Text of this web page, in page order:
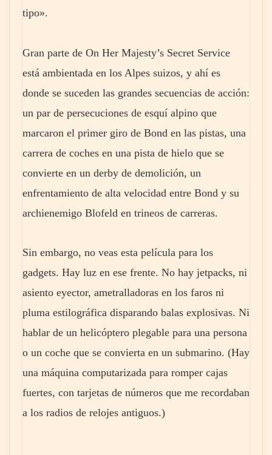
tipo».
Gran parte de On Her Majesty’s Secret Service
está ambientada en los Alpes suizos, y ahí es
donde se suceden las grandes secuencias de acción:
un par de persecuciones de esquí alpino que
marcaron el primer giro de Bond en las pistas, una
carrera de coches en una pista de hielo que se
convierte en un derby de demolición, un
enfrentamiento de alta velocidad entre Bond y su
archienemigo Blofeld en trineos de carreras.
Sin embargo, no veas esta película para los
gadgets. Hay luz en ese frente. No hay jetpacks, ni
asiento eyector, ametralladoras en los faros ni
pluma estilográfica disparando balas explosivas. Ni
hablar de un helicóptero plegable para una persona
o un coche que se convierta en un submarino. (Hay
una máquina computarizada para romper cajas
fuertes, con tarjetas de números que me recordaban
a los radios de relojes antiguos.)